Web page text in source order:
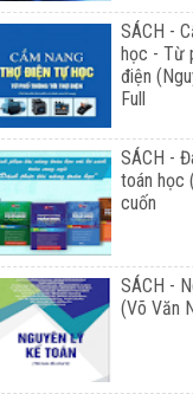
SÁCH -
học - Từ
điện
Full
SÁCH -
toán học
cuốn
SÁCH -
(Võ Văn